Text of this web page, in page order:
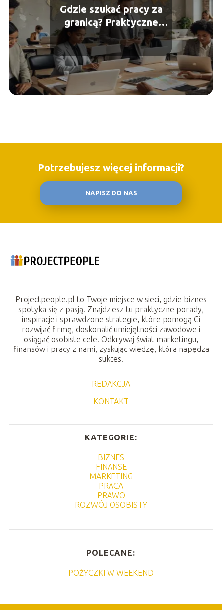
Gdzie szukać pracy za
granicą? Praktyczne
wskazówki i sprawdzone
źródła
Potrzebujesz więcej informacji?
NAPISZ DO NAS
Projectpeople.pl to Twoje miejsce w sieci, gdzie biznes
spotyka się z pasją. Znajdziesz tu praktyczne porady,
inspiracje i sprawdzone strategie, które pomogą Ci
rozwijać firmę, doskonalić umiejętności zawodowe i
osiągać osobiste cele. Odkrywaj świat marketingu,
finansów i pracy z nami, zyskując wiedzę, która napędza
sukces.
REDAKCJA
KONTAKT
KATEGORIE:
BIZNES
FINANSE
MARKETING
PRACA
PRAWO
ROZWÓJ OSOBISTY
POLECANE:
POŻYCZKI W WEEKEND